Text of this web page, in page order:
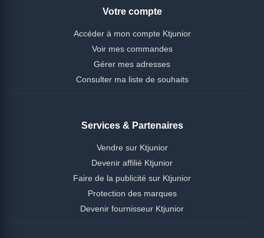
Votre compte
Accéder à mon compte Ktjunior
Voir mes commandes
Gérer mes adresses
Consulter ma liste de souhaits
Services & Partenaires
Vendre sur Ktjunior
Devenir affilié Ktjunior
Faire de la publicité sur Ktjunior
Protection des marques
Devenir fournisseur Ktjunior